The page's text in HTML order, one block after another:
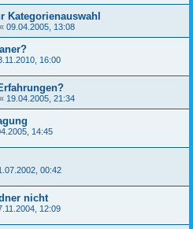
Kategorienauswahl
« 09.04.2005, 13:08
16:00
« 19.04.2005, 21:34
14:45
00:42
nicht
12:09